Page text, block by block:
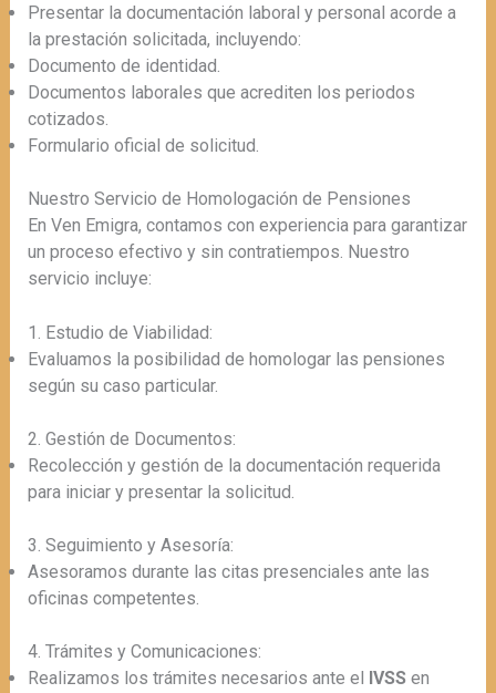
Presentar la documentación laboral y personal acorde a
la prestación solicitada, incluyendo:
Documento de identidad.
Documentos laborales que acrediten los periodos
cotizados.
Formulario oficial de solicitud.
Nuestro Servicio de Homologación de Pensiones
En Ven Emigra, contamos con experiencia para garantizar
un proceso efectivo y sin contratiempos. Nuestro
servicio incluye:
1. Estudio de Viabilidad:
Evaluamos la posibilidad de homologar las pensiones
según su caso particular.
2. Gestión de Documentos:
Recolección y gestión de la documentación requerida
para iniciar y presentar la solicitud.
3. Seguimiento y Asesoría:
Asesoramos durante las citas presenciales ante las
oficinas competentes.
4. Trámites y Comunicaciones:
Realizamos los trámites necesarios ante el
IVSSen